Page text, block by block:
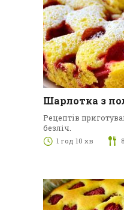
Шарлотка з
Рецептів
безліч.
1 год 10 хв 8